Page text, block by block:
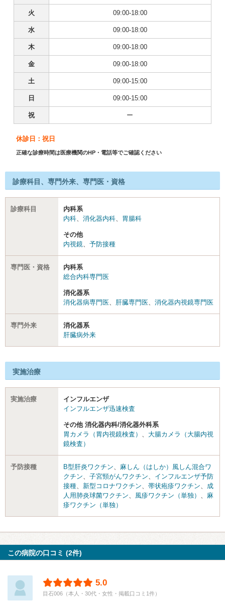
火 09:00-18:00
水 09:00-18:00
木 09:00-18:00
金 09:00-18:00
土 09:00-15:00
日 09:00-15:00
祝 ー
休診日：祝日
正確な診療時間は医療機関のHP・電話等でご確認ください
診療科目、専門外来、専門医・資格
診療科目
内科系
内科
消化器内科 胃腸科
その他
内視鏡
予防接種
専門医・資格
内科系
総合内科専門医
消化器系
消化器病専門医
肝臓専門医 消化器内視鏡専門医
専門外来
消化器系
肝臓病外来
実施治療
実施治療
インフルエンザ
インフルエンザ迅速検査
その他 消化器内科/消化器外科系
胃カメラ（胃内視鏡検査）
大腸カメラ（大腸内視
鏡検査）
予防接種 B型肝炎ワクチン
麻しん（はしか）風しん混合ワ
クチン
子宮頸がんワクチン
インフルエンザ予防
接種
新型コロナワクチン 帯状疱疹ワクチン
成
人用肺炎球菌ワクチン
風疹ワクチン（単独）
麻
疹ワクチン（単独）
この病院の口コミ (2件)
5.0
目石006（本人・30代・女性・掲載口コミ1件）